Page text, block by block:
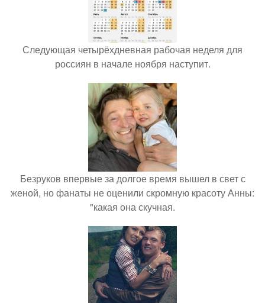
Следующая четырёхдневная рабочая неделя для
россиян в начале ноября наступит.
Безруков впервые за долгое время вышел в свет с
женой, но фанаты не оценили скромную красоту Анны:
"какая она скучная.